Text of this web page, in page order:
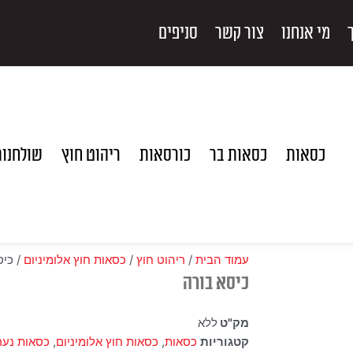
מי אנחנו צור קשר סניפים
כסאות כסאות בר כורסאות ריהוט חוץ
עמוד הבית / ריהוט חוץ / כסאות חוץ אלומיניום /
כיסא בורה
מק"ט ללא
קטגוריות כסאות, כסאות חוץ אלומיניום, כסאות